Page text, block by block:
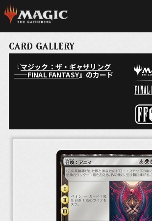
CARD GALLERY
『マジック：ザ・ギャザリング
——FINAL FANTASY』のカード